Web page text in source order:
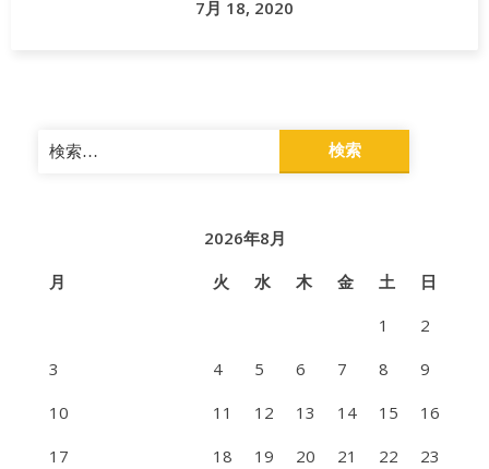
7月 18, 2020
検
索:
2026年8月
月
火 水 木 金 土
日
1
2
3
4 5 6 7 8
9
10
11 12 13 14 15
16
17
18 19 20 21 22
23